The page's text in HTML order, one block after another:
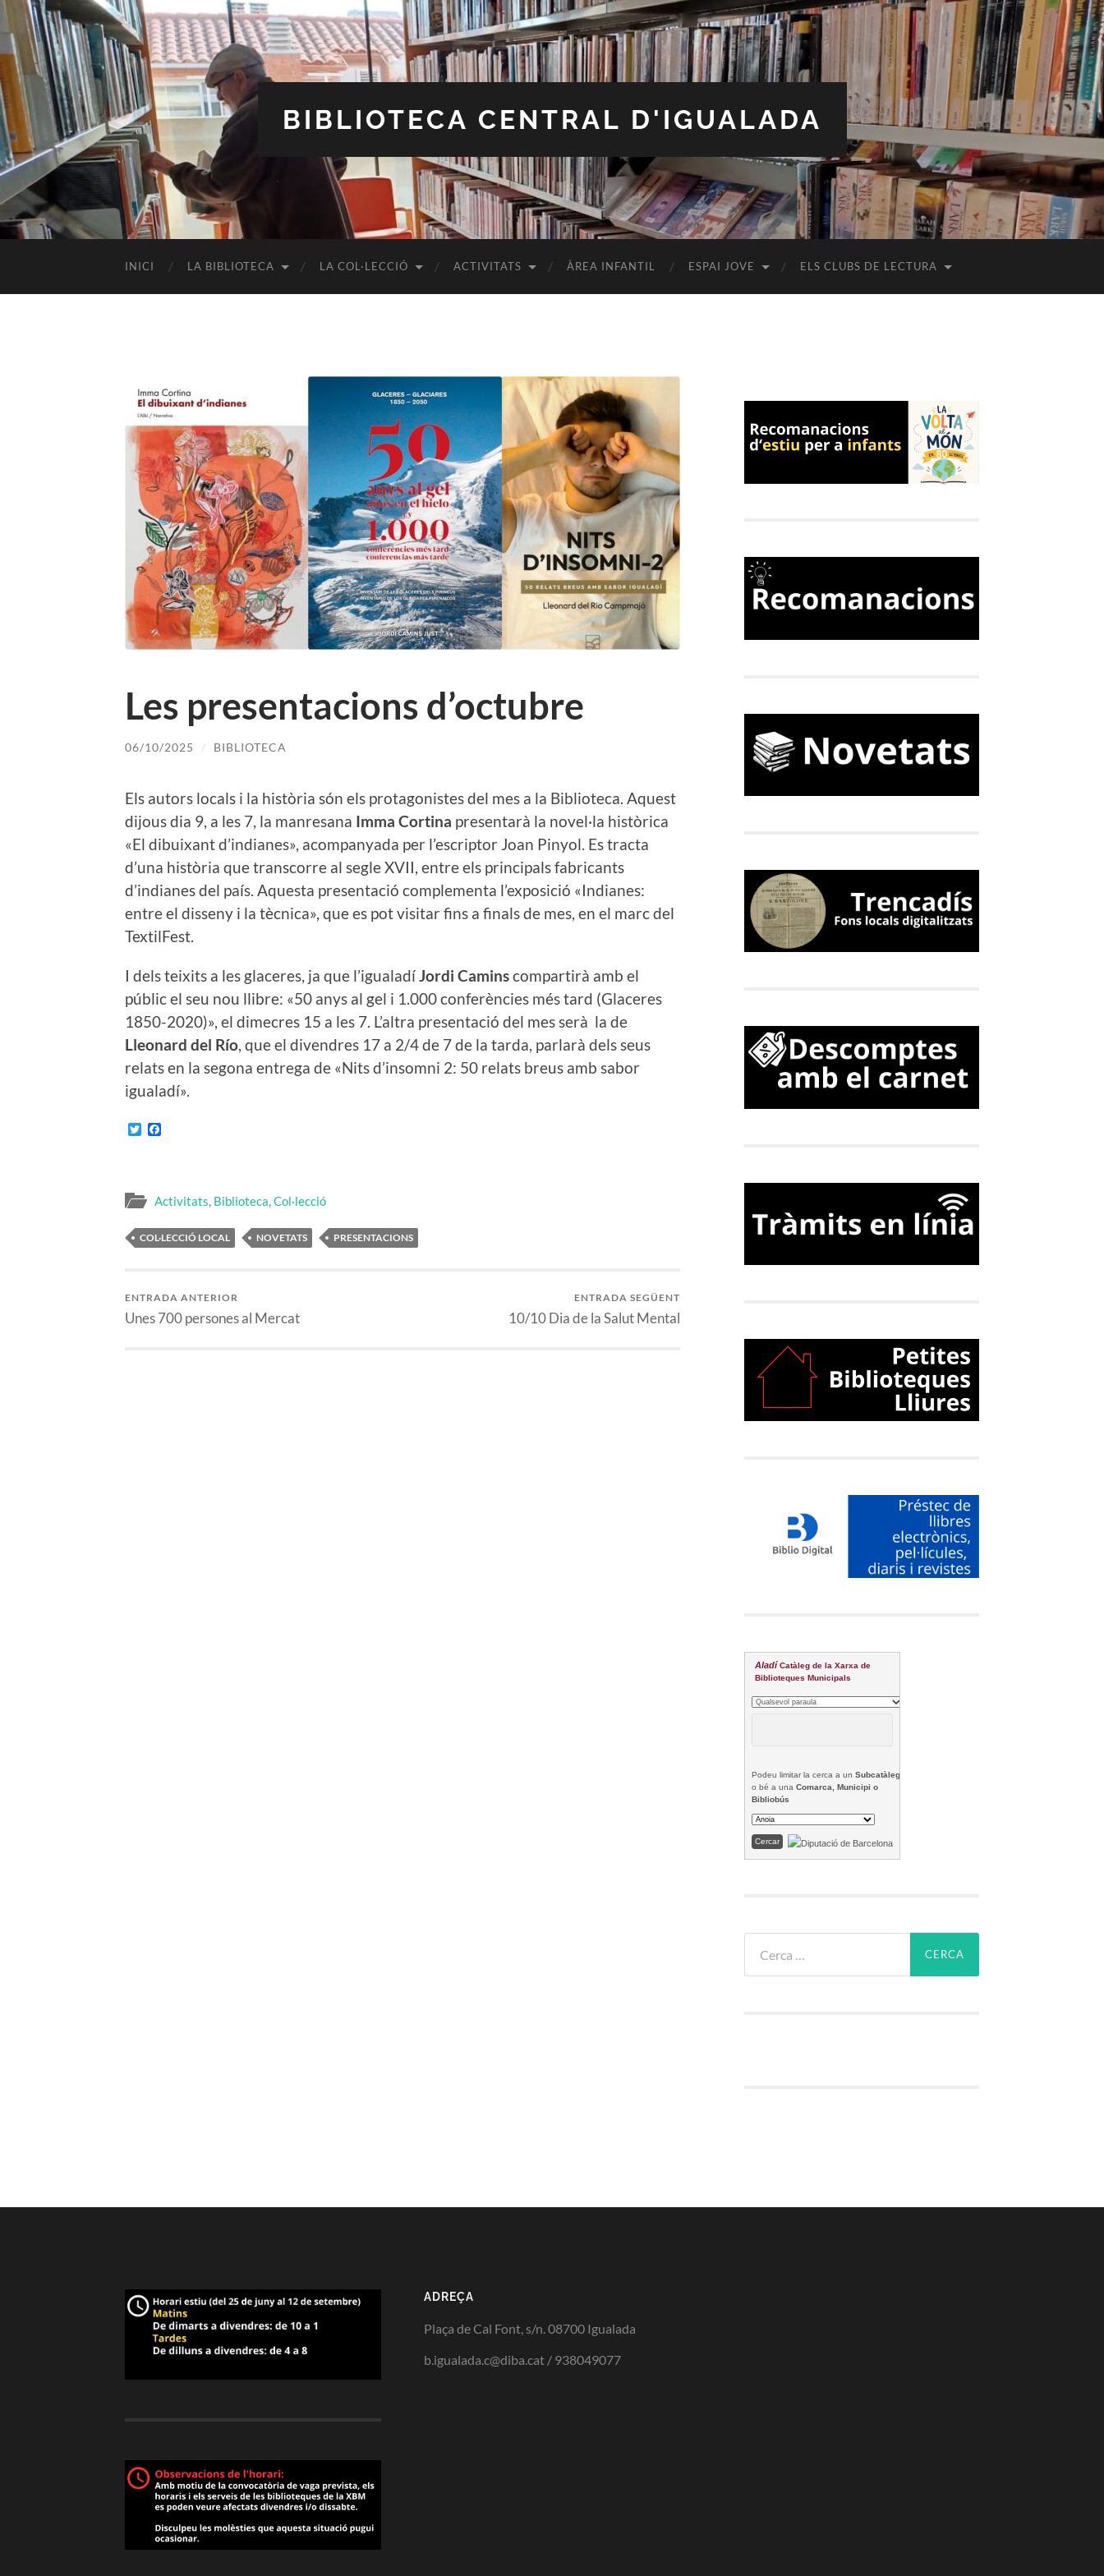
BIBLIOTECA CENTRAL D'IGUALADA
INICI LA BIBLIOTECA LA COL·LECCIÓ ACTIVITATS ÀREA INFANTIL ESPAI JOVE ELS CLUBS DE LECTURA
Les presentacions d’octubre
06/10/2025 / BIBLIOTECA
Els autors locals i la història són els protagonistes del mes a la Biblioteca. Aquest
dijous dia 9, a les 7, la manresana Imma Cortina presentarà la novel·la històrica
«El dibuixant d’indianes», acompanyada per l’escriptor Joan Pinyol. Es tracta
d’una història que transcorre al segle XVII, entre els principals fabricants
d’indianes del país. Aquesta presentació complementa l’exposició «Indianes:
entre el disseny i la tècnica», que es pot visitar fins a finals de mes, en el marc del
TextilFest.
I dels teixits a les glaceres, ja que l’igualadíJordi Caminscompartirà amb el
públic el seu nou llibre: «50 anys al gel i 1.000 conferències més tard (Glaceres
1850-2020)», el dimecres 15 a les 7. L’altra presentació del mes serà la de
Lleonard del Río, que el divendres 17 a 2/4 de 7 de la tarda, parlarà dels seus
relats en la segona entrega de «Nits d’insomni 2: 50 relats breus amb sabor
igualadí».
Twitter
Activitats, Biblioteca,Col·lecció
COL·LECCIÓ LOCAL NOVETATS PRESENTACIONS
ENTRADA ANTERIOR
Unes 700 persones al Mercat
ENTRADA SEGÜENT
10/10 Dia de la Salut Mental
Aladí Catàleg de la Xarxa de
Biblioteques Municipals
Podeu limitar la cerca a un Subcatàleg
o bé a una Comarca, Municipi o
Bibliobús
ADREÇA
Plaça de Cal Font, s/n. 08700 Igualada
b.igualada.c@diba.cat / 938049077